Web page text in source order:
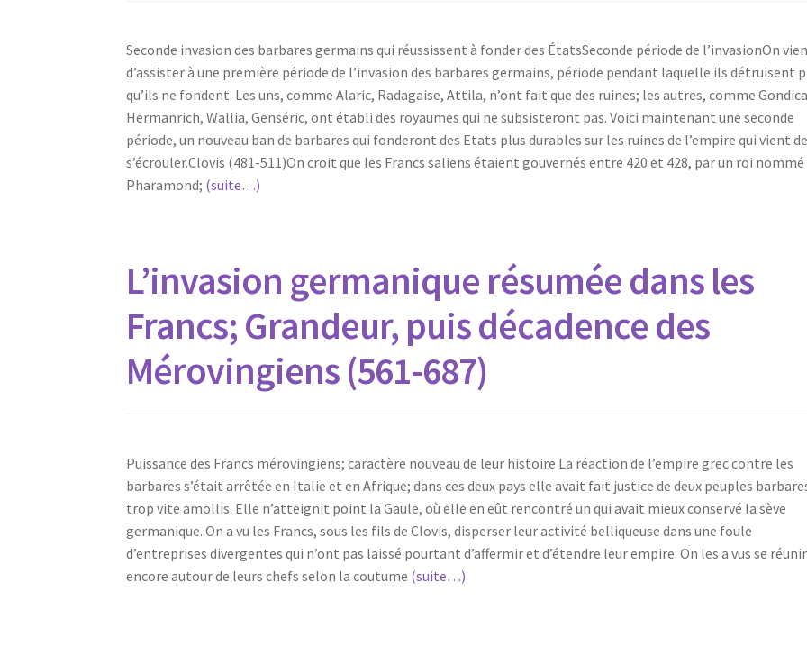
Seconde invasion des barbares germains qui réussissent à fonder des ÉtatsSeconde période de l’invasionOn
d’assister à une première période de l’invasion des barbares germains, période pendant laquelle ils détruisent
qu’ils ne fondent. Les uns, comme Alaric, Radagaise, Attila, n’ont fait que des ruines; les autres, comme
Hermanrich, Wallia, Genséric, ont établi des royaumes qui ne subsisteront pas. Voici maintenant une seconde
période, un nouveau ban de barbares qui fonderont des Etats plus durables sur les ruines de l’empire qui vient de
s’écrouler.Clovis (481-511)On croit que les Francs saliens étaient gouvernés entre 420 et 428, par un roi nommé
Pharamond; (suite…)
L’invasion germanique résumée dans les
Francs; Grandeur, puis décadence des
Mérovingiens (561-687)
Puissance des Francs mérovingiens; caractère nouveau de leur histoire La réaction de l’empire grec contre les
barbares s’était arrêtée en Italie et en Afrique; dans ces deux pays elle avait fait justice de deux peuples
trop vite amollis. Elle n’atteignit point la Gaule, où elle en eût rencontré un qui avait mieux conservé la sève
germanique. On a vu les Francs, sous les fils de Clovis, disperser leur activité belliqueuse dans une foule
d’entreprises divergentes qui n’ont pas laissé pourtant d’affermir et d’étendre leur empire. On les a vus se réunir
encore autour de leurs chefs selon la coutume (suite…)